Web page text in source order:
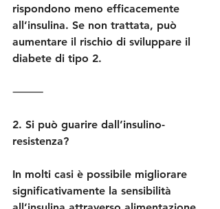
rispondono meno efficacemente
all’insulina. Se non trattata, può
aumentare il rischio di sviluppare il
diabete di tipo 2.
⸻
2. Si può guarire dall’insulino-
resistenza?
In molti casi è possibile migliorare
significativamente la sensibilità